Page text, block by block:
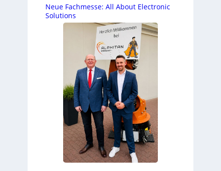
Neue Fachmesse: All About Electronic
Solutions